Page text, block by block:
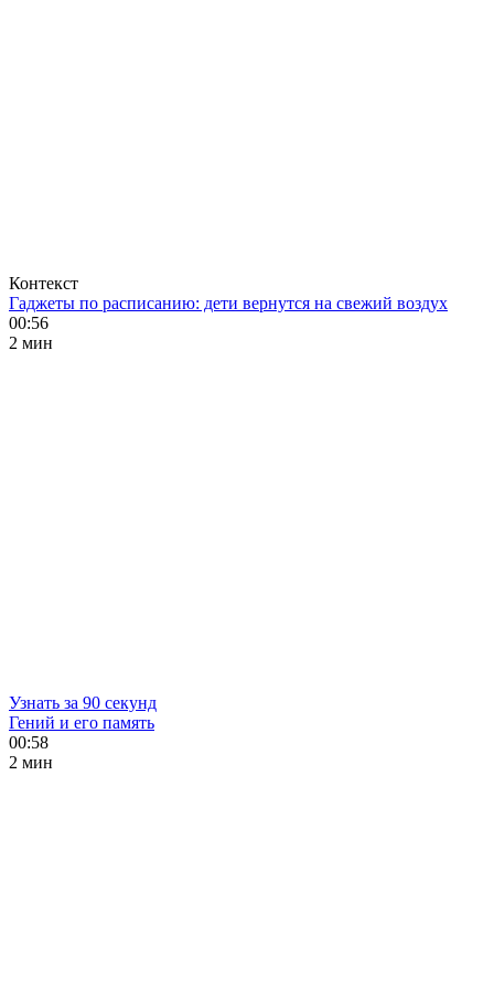
Контекст
Гаджеты по расписанию: дети вернутся на свежий воздух
00:56
2 мин
Узнать за 90 секунд
Гений и его память
00:58
2 мин